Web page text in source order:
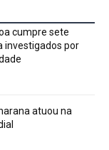
cumpre sete
investigados por
atuou na